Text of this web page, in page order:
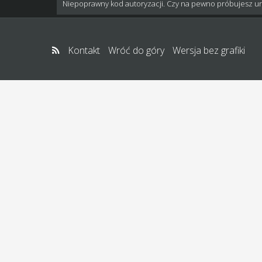
Niepoprawny kod autoryzacji. Czy na pewno próbujesz
Kontakt Wróć do góry Wersja bez grafiki